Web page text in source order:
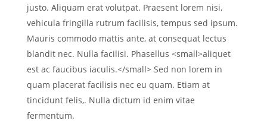
justo. Aliquam erat volutpat. Praesent lorem nisi,
vehicula fringilla rutrum facilisis, tempus sed ipsum.
Mauris commodo mattis ante, at consequat lectus
blandit nec. Nulla facilisi. Phasellus <small>aliquet
est ac faucibus iaculis.</small> Sed non lorem in
quam placerat facilisis nec eu quam. Etiam at
tincidunt felis,. Nulla dictum id enim vitae
fermentum.